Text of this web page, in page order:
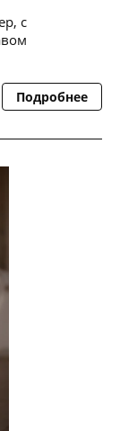
с
Подробнее